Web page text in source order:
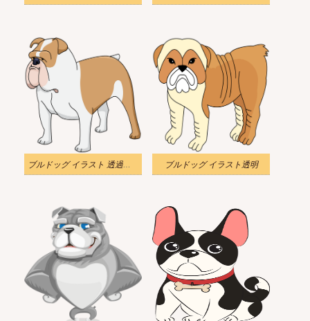
ブルドッグ イラスト 透過無料 ブルドッグ イラスト透明